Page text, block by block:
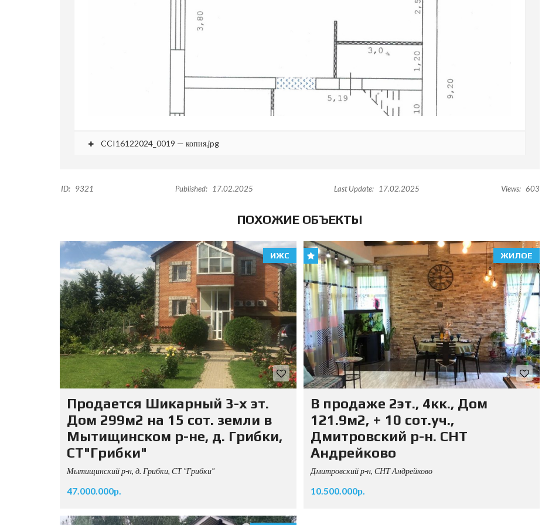
CCI16122024_0019 — копия.jpg
ID: 9321 Published: 17.02.2025 Last Update: 17.02.2025 Views: 603
ПОХОЖИЕ ОБЪЕКТЫ
ИЖС
Продается Шикарный 3-х эт.
Дом 299м2 на 15 сот. земли в
Мытищинском р-не, д. Грибки,
СТ"Грибки"
Мытищинский р-н, д. Грибки, СТ "Грибки"
47.000.000р.
ЖИЛОЕ
В продаже 2эт., 4кк., Дом
121.9м2, + 10 сот.уч.,
Дмитровский р-н. СНТ
Андрейково
Дмитровский р-н, СНТ Андрейково
10.500.000р.